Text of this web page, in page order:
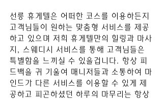
선릉 휴게텔은 어떠한 코스를 이용하든지
고객님들이 원하는 맞춤형 서비스를 제공
하고 있으며 저희 휴게텔만의 힐링과 마사
지, 스웨디시 서비스를 통해 고객님들은
특별함을 느끼실 수 있을겁니다. 항상 피
드백을 귀 기울여 매니저들과 소통하여 마
인드가 다른 서비스를 이용할 수 있게 제
공하고 피곤하셨던 하루의 마무리는 항상